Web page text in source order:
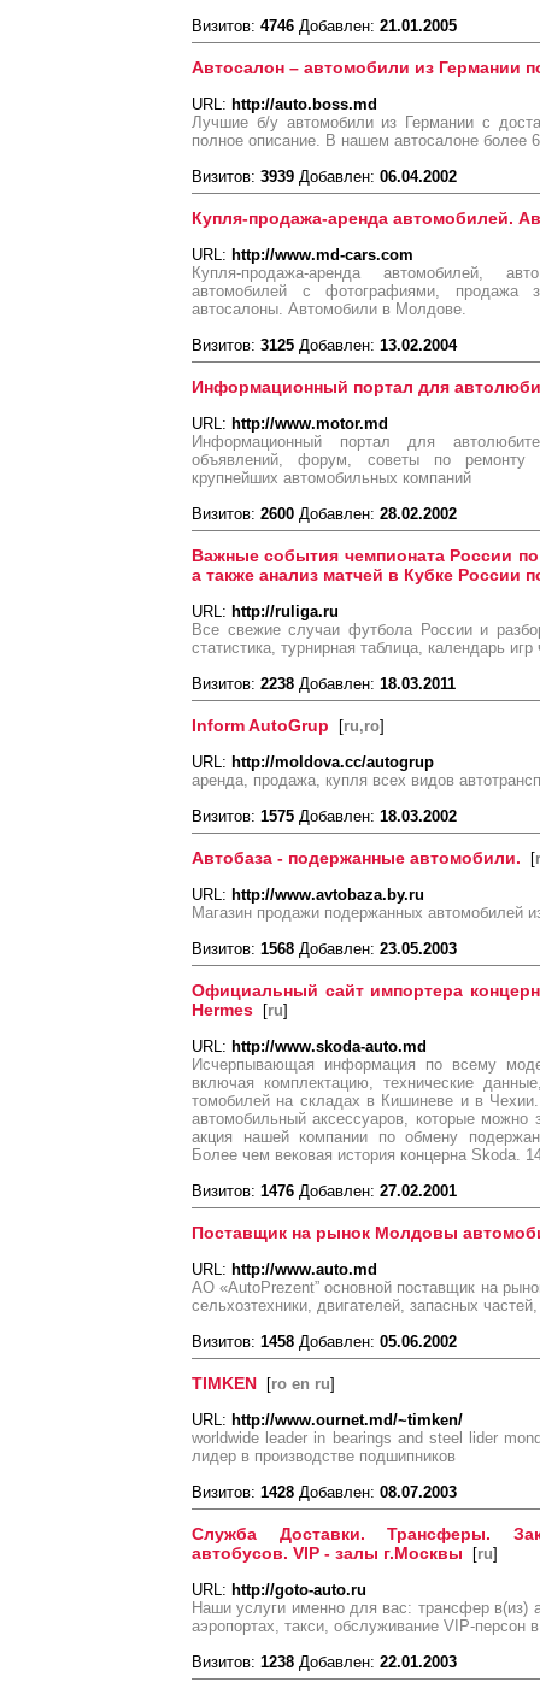
Визитов: 4746 Добавлен: 21.01.2005
Автосалон – автомобили из Германии
URL: http://auto.boss.md
Лучшие б/у автомобили из Германии с
полное описание. В нашем автосалоне более
Визитов: 3939 Добавлен: 06.04.2002
Купля-продажа-аренда автомобилей.
URL: http://www.md-cars.com
Купля-продажа-аренда автомобилей,
автомобилей с фотографиями, продажа
автосалоны. Автомобили в Молдове.
Визитов: 3125 Добавлен: 13.02.2004
Информационный портал для
URL: http://www.motor.md
Информационный портал для
объявлений, форум, советы по ремонту
крупнейших автомобильных компаний
Визитов: 2600 Добавлен: 28.02.2002
Важные события чемпионата России
а также анализ матчей в Кубке России
URL: http://ruliga.ru
Все свежие случаи футбола России и
статистика, турнирная таблица, календарь
Визитов: 2238 Добавлен: 18.03.2011
Inform AutoGrup [ru,ro]
URL: http://moldova.cc/autogrup
аренда, продажа, купля всех видов
Визитов: 1575 Добавлен: 18.03.2002
Автобаза - подержанные автомобили. [
URL: http://www.avtobaza.by.ru
Магазин продажи подержанных автомобилей
Визитов: 1568 Добавлен: 23.05.2003
Официальный сайт импортера
Hermes [ru]
URL: http://www.skoda-auto.md
Исчерпывающая информация по всему
включая комплектацию, технические
томобилей на складах в Кишиневе и в
автомобильный аксессуаров, которые можно
акция нашей компании по обмену
Более чем вековая история концерна Skoda.
Визитов: 1476 Добавлен: 27.02.2001
Поставщик на рынок Молдовы
URL: http://www.auto.md
АО «AutoPrezent” основной поставщик на
сельхозтехники, двигателей, запасных
Визитов: 1458 Добавлен: 05.06.2002
TIMKEN [ro en ru]
URL: http://www.ournet.md/~timken/
worldwide leader in bearings and steel lider
лидер в производстве подшипников
Визитов: 1428 Добавлен: 08.07.2003
Служба Доставки. Трансферы.
автобусов. VIP - залы г.Москвы [ru]
URL: http://goto-auto.ru
Наши услуги именно для вас: трансфер в(из)
аэропортах, такси, обслуживание VIP-персон
Визитов: 1238 Добавлен: 22.01.2003